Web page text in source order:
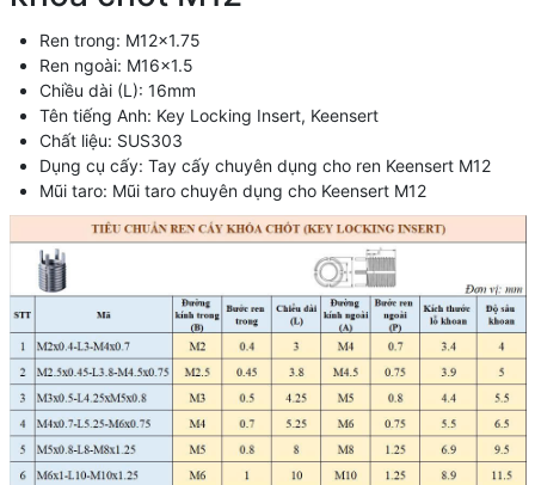
Ren trong: M12x1.75
Ren ngoài: M16x1.5
Chiều dài (L): 16mm
Tên tiếng Anh: Key Locking Insert, Keensert
Chất liệu: SUS303
Dụng cụ cấy: Tay cấy chuyên dụng cho ren Keensert M12
Mũi taro: Mũi taro chuyên dụng cho Keensert M12